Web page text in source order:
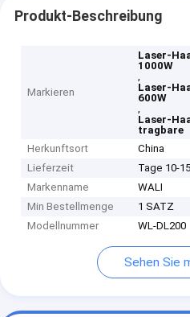
Produkt-Beschreibung
Markieren
Laser-
1000W
,
Laser-
600W
,
Laser-
tragbare
Herkunftsort
China
Lieferzeit
Tage 10-
Markenname
WALI
Min Bestellmenge
1 SATZ
Modellnummer
WL-DL200
Sehen Sie